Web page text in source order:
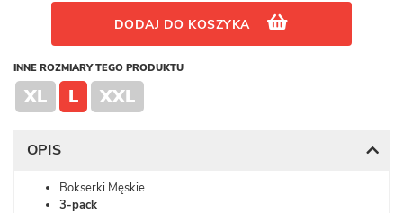
DODAJ DO KOSZYKA
INNE ROZMIARY TEGO PRODUKTU
XL L XXL
OPIS
Bokserki Męskie
3-pack